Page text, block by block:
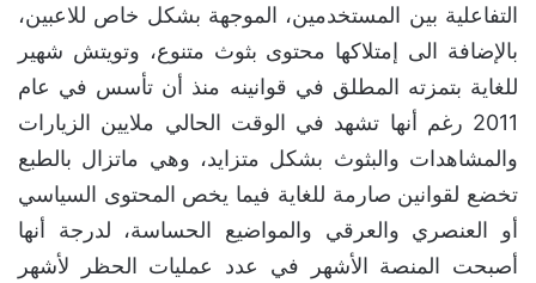
التفاعلية بين المستخدمين، الموجهة بشكل خاص للاعبين،
بالإضافة الى إمتلاكها محتوى بثوث متنوع، وتويتش شهير
للغاية بتمزته المطلق في قوانينه منذ أن تأسس في عام
2011 رغم أنها تشهد في الوقت الحالي ملايين الزيارات
والمشاهدات والبثوث بشكل متزايد، وهي ماتزال بالطبع
تخضع لقوانين صارمة للغاية فيما يخص المحتوى السياسي
أو العنصري والعرقي والمواضيع الحساسة، لدرجة أنها
أصبحت المنصة الأشهر في عدد عمليات الحظر لأشهر